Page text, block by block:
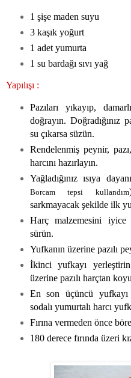
1 şişe maden suyu
3 kaşık yoğurt
1 adet yumurta
1 su bardağı sıvı yağ
Yapılışı :
Pazıları yıkayıp,
doğrayın. Doğradığınız
su çıkarsa süzün.
Rendelenmiş peynir,
harcını hazırlayın.
Yağladığınız ısıya
Borcam tepsi kullandım
sarkmayacak şekilde ilk
Harç malzemesini iyice
sürün.
Yufkanın üzerine pazılı
İkinci yufkayı
üzerine pazılı harçtan
En son üçüncü yufkayı
sodalı yumurtalı harcı
Fırına vermeden önce
180 derece fırında üzeri